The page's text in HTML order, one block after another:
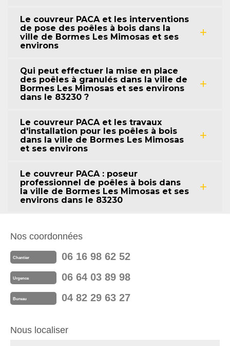
Le couvreur PACA et les interventions
de pose des poêles à bois dans la
ville de Bormes Les Mimosas et ses
environs
Qui peut effectuer la mise en place
des poêles à granulés dans la ville de
Bormes Les Mimosas et ses environs
dans le 83230 ?
Le couvreur PACA et les travaux
d'installation pour les poêles à bois
dans la ville de Bormes Les Mimosas
et ses environs
Le couvreur PACA : poseur
professionnel de poêles à bois dans
la ville de Bormes Les Mimosas et ses
environs dans le 83230
Nos coordonnées
Chantier 06 16 98 62 52
Urgence 06 64 03 89 98
Bureau 04 82 29 63 27
Nous localiser